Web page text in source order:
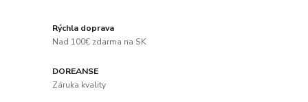
Rýchla doprava
Nad 100€ zdarma na SK
DOREANSE
Záruka kvality